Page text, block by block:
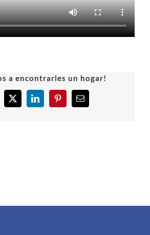
a encontrarles un hogar!
X LinkedInPinterestCorreo